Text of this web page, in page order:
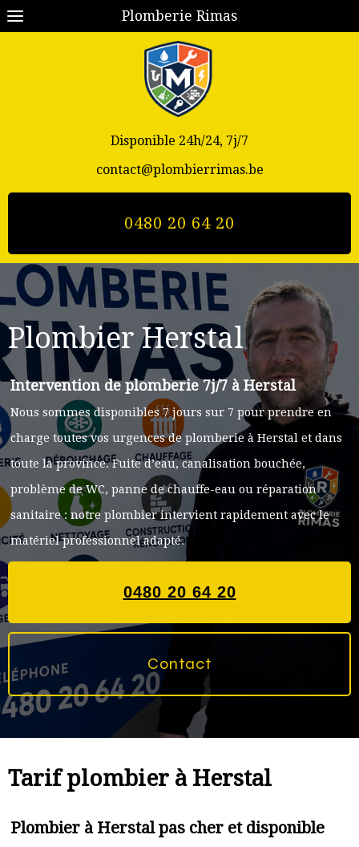
Plomberie Rimas
Disponible 24h/24, 7j/7
contact@plombierrimas.be
0480 20 64 20
Plombier Herstal
Intervention de plomberie 7j/7 à Herstal
Nous sommes disponibles 7 jours sur 7 pour prendre en
charge toutes vos urgences de plomberie à Herstal et dans
toute la province. Fuite d’eau, canalisation bouchée,
problème de WC, panne de chauffe-eau ou réparation
sanitaire : notre plombier intervient rapidement avec le
matériel professionnel adapté.
0480 20 64 20
Contact
Tarif plombier à Herstal
Plombier à Herstal pas cher et disponible